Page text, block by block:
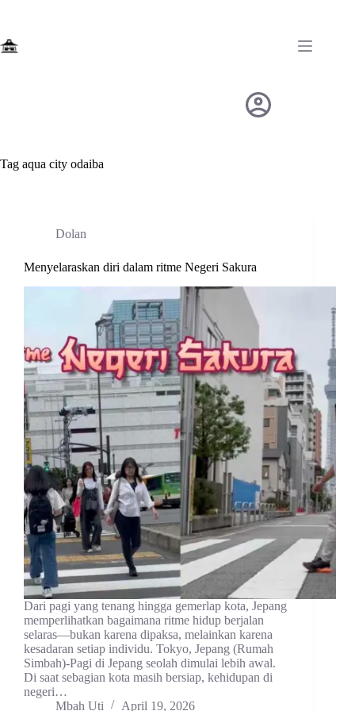
Tag aqua city odaiba
Dolan
Menyelaraskan diri dalam ritme Negeri Sakura
Dari pagi yang tenang hingga gemerlap kota, Jepang
memperlihatkan bagaimana ritme hidup berjalan
selaras—bukan karena dipaksa, melainkan karena
kesadaran setiap individu. Tokyo, Jepang (Rumah
Simbah)-Pagi di Jepang seolah dimulai lebih awal.
Di saat sebagian kota masih bersiap, kehidupan di
negeri…
Mbah Uti
April 19, 2026